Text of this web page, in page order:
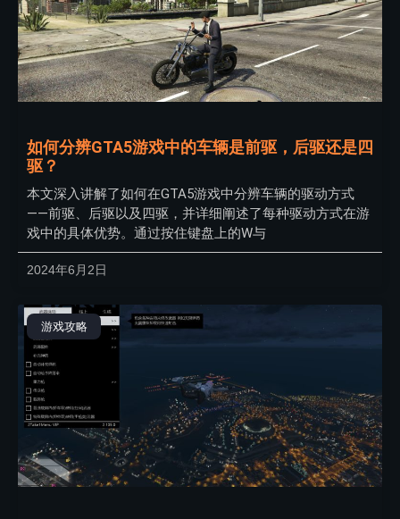
如何分辨GTA5游戏中的车辆是前驱，后驱还是四
驱？
本文深入讲解了如何在GTA5游戏中分辨车辆的驱动方式
——前驱、后驱以及四驱，并详细阐述了每种驱动方式在游
戏中的具体优势。通过按住键盘上的W与
2024年6月2日
游戏攻略